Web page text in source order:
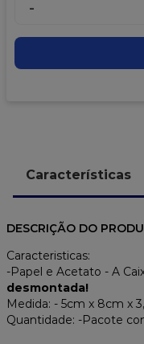
-
Características
DESCRIÇÃO DO
Caracteristicas:
-Papel e Acetato - A
desmontada!
Medida: - 5cm x 8cm x
Quantidade: -Pacote